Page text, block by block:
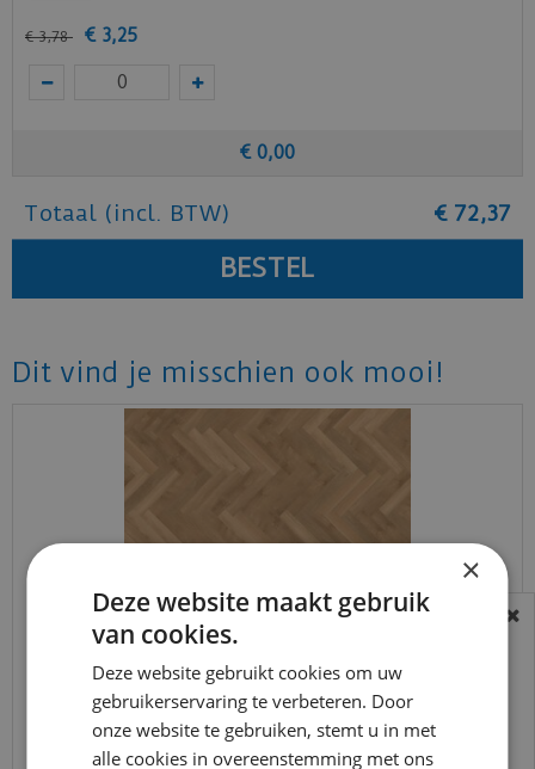
€ 3,78 € 3,25
€ 0,00
Totaal (incl. BTW) € 72,37
Dit vind je misschien ook mooi!
mFLOR - Parva Broad Leaf - Pure Sycamore 40822
(Plak PVC)
BEREIKBAARHEID
In verband met de vakantie periode zijn wij
t/m 14 augustus telefonisch helaas niet
bereikbaar.
Bestelling worden uiteraard verwerkt
×
Deze website maakt gebruik
van cookies.
Deze website gebruikt cookies om uw
gebruikerservaring te verbeteren. Door
onze website te gebruiken, stemt u in met
alle cookies in overeenstemming met ons